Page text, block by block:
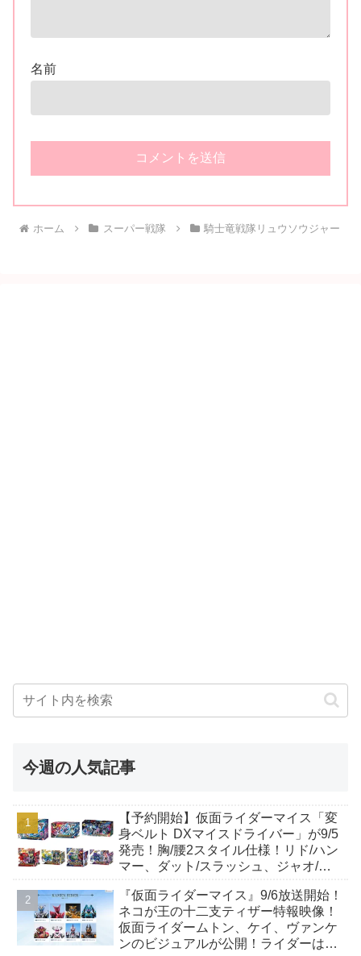
名前
ホーム スーパー戦隊 騎士竜戦隊リュウソウジャー
今週の人気記事
【予約開始】仮面ライダーマイス「変
身ベルト DXマイスドライバー」が9/5
発売！胸/腰2スタイル仕様！リド/ハン
マー、ダット/スラッシュ、ジャオ/バ
も！
『仮面ライダーマイス』9/6放送開始！
ネコが王の十二支ティザー特報映像！
仮面ライダームトン、ケイ、ヴァンケ
ンのビジュアルが公開！ライダーは子